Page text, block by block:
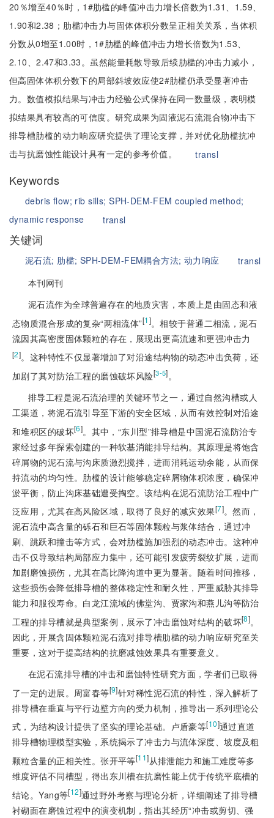
20％增至40％时，1#肋槛的峰值冲击力增长倍数为1.31、1.59、
1.90和2.38；肋槛冲击力与固体体积分数呈正相关关系，当体积
分数从0增至1.00时，1#肋槛的峰值冲击力增长倍数为1.53、
2.10、2.47和3.33。虽然能量耗散导致后续肋槛的冲击力减小，
但高固体体积分数下的局部斜坡效应使2#肋槛仍承受显著冲击
力。数值模拟结果与冲击力经验公式保持在同一数量级，表明模
拟结果具有较高的可信度。研究成果为固液泥石流混合物冲击下
排导槽肋槛的动力响应研究提供了理论支撑，并对优化肋槛抗冲
击与抗磨蚀性能设计具有一定的参考价值。
transl
Keywords
debris flow; rib sills;SPH-DEM-FEM coupled method;
dynamic response
transl
关键词
泥石流; 肋槛; SPH-DEM-FEM耦合方法; 动力响应
transl
本刊网刊
泥石流作为全球普遍存在的地质灾害，本质上是由固态和液
态物质混合形成的复杂“两相流体”[1]。相较于普通二相流，泥石
流因其高密度固体颗粒的存在，展现出更高流速和更强冲击力
[2]。这种特性不仅显著增加了对沿途结构物的动态冲击负荷，还
加剧了其对防治工程的磨蚀破坏风险[3-5]。
排导工程是泥石流治理的关键环节之一，通过自然沟槽或人
工渠道，将泥石流引导至下游的安全区域，从而有效控制对沿途
和堆积区的破坏[6]。其中，“东川型”排导槽是中国泥石流防治专
家经过多年探索创建的一种软基消能排导结构。其原理是将饱含
碎屑物的泥石流与沟床质激烈搅拌，进而消耗运动余能，从而保
持流动的均匀性。肋槛的设计能够稳定碎屑物体积浓度，确保冲
淤平衡，防止沟床基础遭受掏空。该结构在泥石流防治工程中广
泛应用，尤其在高风险区域，取得了良好的减灾效果[7]。然而，
泥石流中高含量的砾石和巨石等固体颗粒与浆体结合，通过冲
刷、跳跃和撞击等方式，会对肋槛施加强烈的动态冲击。这种冲
击不仅导致结构局部应力集中，还可能引发疲劳裂纹扩展，进而
加剧磨蚀损伤，尤其在高比降沟道中更为显著。随着时间推移，
这些损伤会降低排导槽的整体稳定性和耐久性，严重威胁其排导
能力和服役寿命。白龙江流域的佛堂沟、贾家沟和燕儿沟等防治
工程的排导槽就是典型案例，展示了冲击磨蚀对结构的破坏[8]。
因此，开展含固体颗粒泥石流对排导槽肋槛的动力响应研究至关
重要，这对于提高结构的抗磨减蚀效果具有重要意义。
在泥石流排导槽的冲击和磨蚀特性研究方面，学者们已取得
了一定的进展。周富春等[9]针对稀性泥石流的特性，深入解析了
排导槽在垂直与平行边壁方向的受力机制，推导出一系列理论公
式，为结构设计提供了坚实的理论基础。卢盾豪等[10]通过直道
排导槽物理模型实验，系统揭示了冲击力与流体深度、坡度及粗
颗粒含量的正相关性。张开平等[11]从排泄能力和施工难度等多
维度评估不同槽型，得出东川槽在抗磨性能上优于传统平底槽的
结论。Yang等[12]通过野外考察与理论分析，详细阐述了排导槽
衬砌面在磨蚀过程中的演变机制，指出其经历“冲击或剪切、强